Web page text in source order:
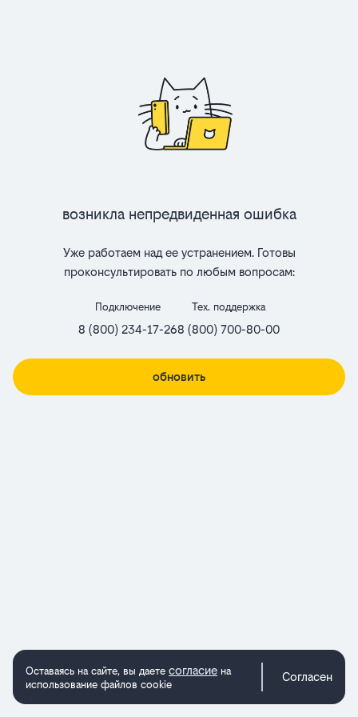
Возникла непредвиденная ошибка
Уже работаем над ее устранением. Готовы
проконсультировать по любым вопросам:
Подключение
8 (800) 234-17-26
Тех. поддержка
8 (800) 700-80-00
обновить
Оставаясь на сайте, вы даете согласие на
использование файлов cookie
Согласен